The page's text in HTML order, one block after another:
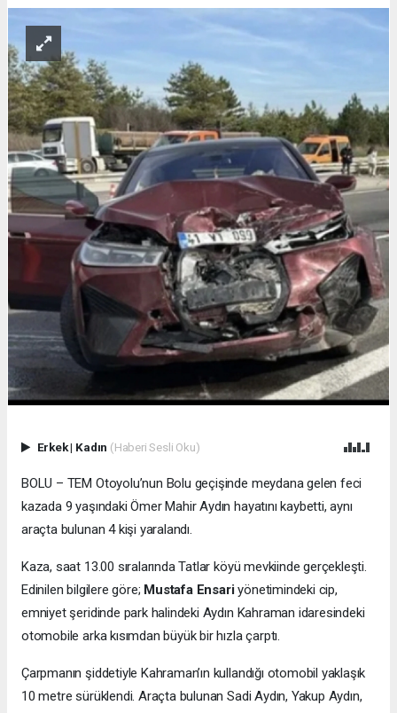
Erkek| Kadın (Haberi Sesli Oku)
BOLU – TEM Otoyolu’nun Bolu geçişinde meydana gelen feci
kazada 9 yaşındaki Ömer Mahir Aydın hayatını kaybetti, aynı
araçta bulunan 4 kişi yaralandı.
Kaza, saat 13.00 sıralarında Tatlar köyü mevkiinde gerçekleşti.
Edinilen bilgilere göre; Mustafa Ensariyönetimindeki cip,
emniyet şeridinde park halindeki Aydın Kahraman idaresindeki
otomobile arka kısımdan büyük bir hızla çarptı.
Çarpmanın şiddetiyle Kahraman’ın kullandığı otomobil yaklaşık
10 metre sürüklendi. Araçta bulunan Sadi Aydın, Yakup Aydın,